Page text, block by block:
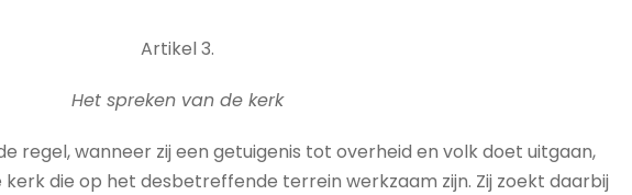
Artikel 3.
Het spreken van de kerk
regel, wanneer zij een getuigenis tot overheid en volk doet uitgaan,
die op het desbetreffende terrein werkzaam zijn. Zij zoekt daarbij